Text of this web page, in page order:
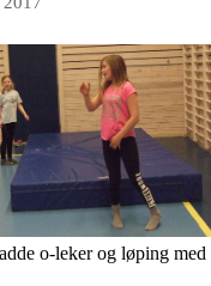
o-leker og løping med